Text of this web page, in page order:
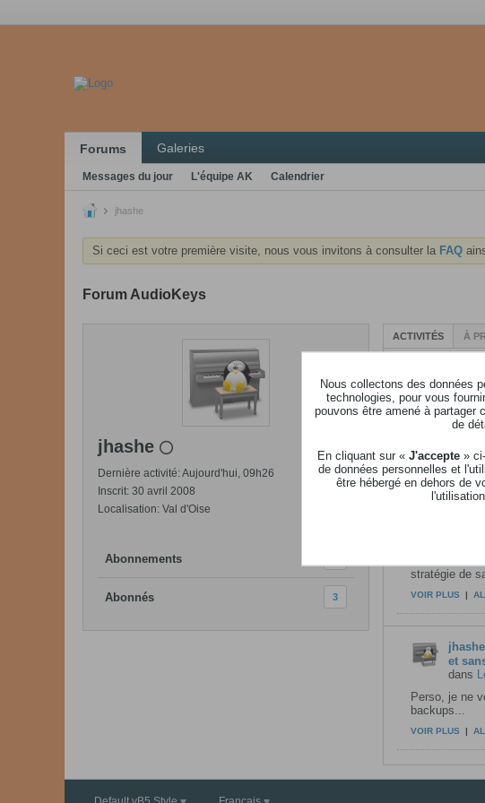
Forums Galeries
Messages du jour L'équipe AK Calendrier
jhashe
Si ceci est votre première visite, nous vous invitons à consulter la FAQ
Forum AudioKeys
jhashe
Dernière activité: Aujourd'hui, 09h26
Inscrit: 30 avril 2008
Localisation: Val d'Oise
Abonnements
Abonnés 3
ACTIVITÉS À
jhashe
dans
VOIR PLUS |
et
Comme
stratégie de
VOIR PLUS |
jhashe
et
dans
Perso, je ne
backups...
VOIR PLUS |
Nous collectons des données
technologies, pour vous
pouvons être amené à partager
de
En cliquant sur « J'accepte »
de données personnelles et
être hébergé en dehors de